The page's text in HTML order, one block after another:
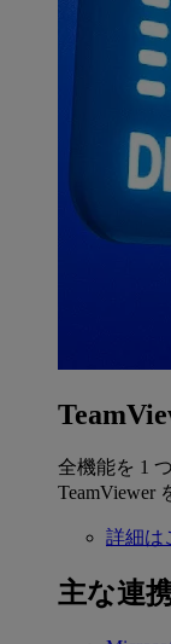
全機能を 1
TeamViewer
詳細は
主な連